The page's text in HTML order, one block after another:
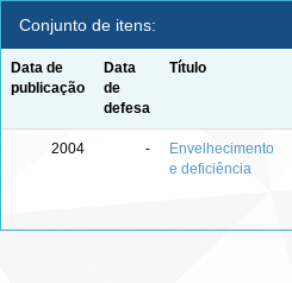
Conjunto de itens:
Data de
publicação
Data
de
defesa
Título
2004 -
Envelhecimento
e deficiência